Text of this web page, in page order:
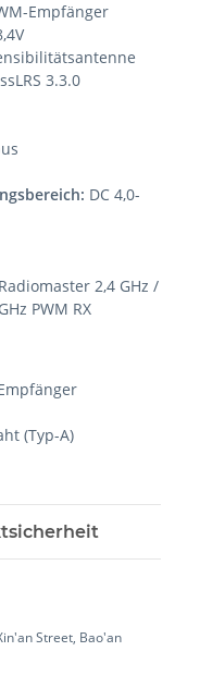
Empfänger
3.3.0
DC 4,0-
2,4 GHz /
PWM RX
(Typ-A)
Street, Bao'an